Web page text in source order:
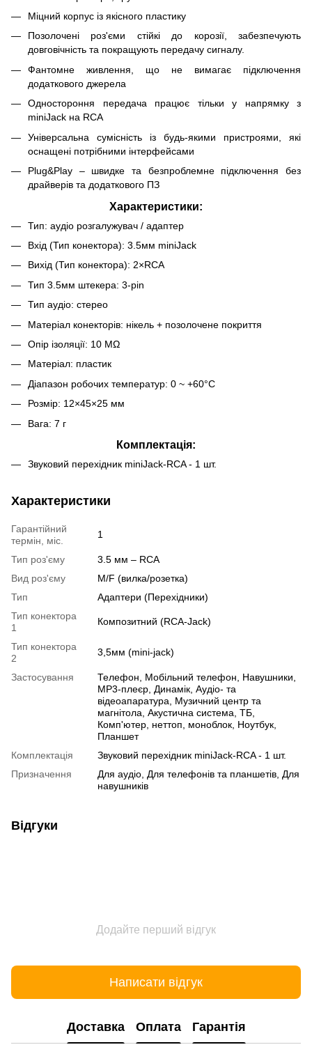
Міцний корпус із якісного пластику
Позолочені роз'єми стійкі до корозії, забезпечують
довговічність та покращують передачу сигналу.
Фантомне живлення, що не вимагає підключення
додаткового джерела
Одностороння передача працює тільки у напрямку з
miniJack на RCA
Універсальна сумісність із будь-якими пристроями, які
оснащені потрібними інтерфейсами
Plug&Play – швидке та безпроблемне підключення без
драйверів та додаткового ПЗ
Характеристики:
Тип: аудіо розгалужувач / адаптер
Вхід (Тип конектора): 3.5мм miniJack
Вихід (Тип конектора): 2×RCA
Тип 3.5мм штекера: 3-pin
Тип аудіо: стерео
Матеріал конекторів: нікель + позолочене покриття
Опір ізоляції: 10 MΩ
Матеріал: пластик
Діапазон робочих температур: 0 ~ +60°C
Розмір: 12×45×25 мм
Вага: 7 г
Комплектація:
Звуковий перехідник miniJack-RCA - 1 шт.
Характеристики
Гарантійний
термін, міс.
1
Тип роз'єму
3.5 мм – RCA
Вид роз'єму
M/F (вилка/розетка)
Тип
Адаптери (Перехідники)
Тип конектора
1
Композитний (RCA-Jack)
Тип конектора
2
3,5мм (mini-jack)
Застосування
Телефон, Мобільний телефон, Навушники,
MP3-плеєр, Динамік, Аудіо- та
відеоапаратура, Музичний центр та
магнітола, Акустична система, ТБ,
Комп'ютер, неттоп, моноблок, Ноутбук,
Планшет
Комплектація
Звуковий перехідник miniJack-RCA - 1 шт.
Призначення
Для аудіо, Для телефонів та планшетів, Для
навушників
Відгуки
Додайте перший відгук
Написати відгук
Доставка Оплата Гарантія